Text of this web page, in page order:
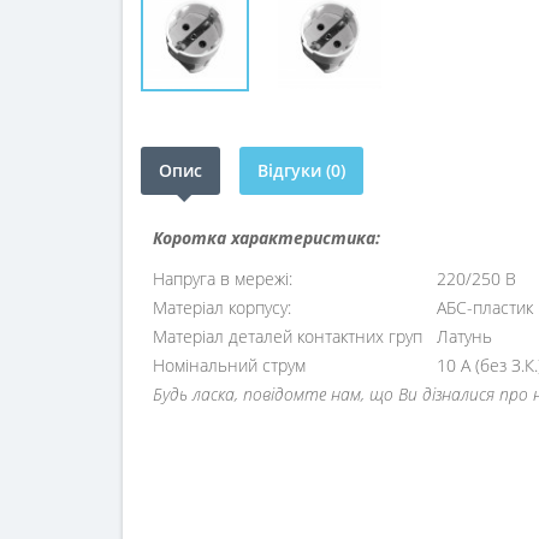
Опис Відгуки (0)
Коротка характеристика:
Напруга в мережі:
220/250 В
Матеріал корпусу:
АБС-пластик
Матеріал деталей контактних груп Латунь
Номінальний струм
10 А (без
Будь ласка, повідомте нам, що Ви дізналися